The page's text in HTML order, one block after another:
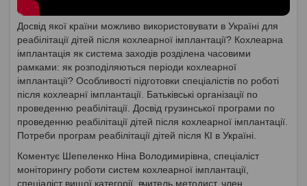
Досвід якої країни можливо використовувати в Україні для
реабілітації дітей після кохлеарної імплантації? Кохлеарна
імплантація як система заходів розділена часовими
рамками: як розподіляються періоди кохлеарної
імплантації? Особливості підготовки спеціалістів по роботі
після кохлеарнї імплантації. Батьківські організації по
проведенню реабілітації. Досвід грузинської програми по
проведенню реабілітації дітей після кохлеарної імплантації.
Потреби програм реабілітації дітей після КІ в Україні.
Коментує Шепеленко Ніна Володимирівна, спеціаліст
моніторингу роботи систем кохлеарної імплантації,
спеціаліст вищої категорії, вчитель методист, член